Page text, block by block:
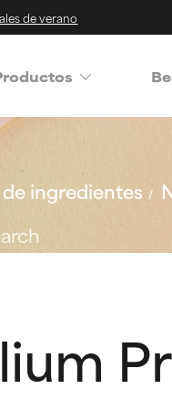
de verano
ingredientes